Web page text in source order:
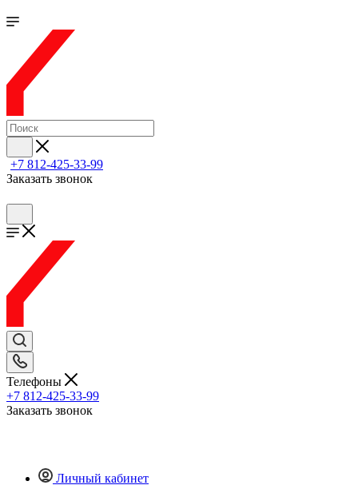
+7 812-425-33-99
Заказать звонок
Телефоны
+7 812-425-33-99
Заказать звонок
Личный кабинет